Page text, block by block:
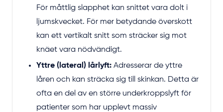
För måttlig slapphet kan snittet vara dolt i
ljumskvecket. För mer betydande överskott
kan ett vertikalt snitt som sträcker sig mot
knäet vara nödvändigt.
Yttre (lateral) lårlyft: Adresserar de yttre
låren och kan sträcka sig till skinkan. Detta är
ofta en del av en större underkroppslyft för
patienter som har upplevt massiv